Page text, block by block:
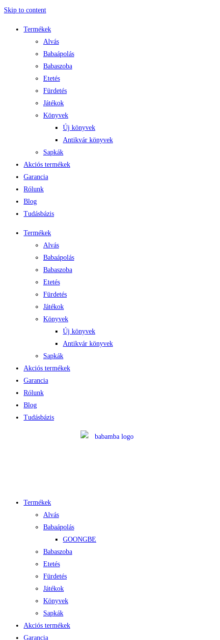
Skip to content
Termékek
Alvás
Babaápolás
Babaszoba
Etetés
Fürdetés
Játékok
Könyvek
Új könyvek
Antikvár könyvek
Sapkák
Akciós termékek
Garancia
Rólunk
Blog
Tudásbázis
Termékek
Alvás
Babaápolás
Babaszoba
Etetés
Fürdetés
Játékok
Könyvek
Új könyvek
Antikvár könyvek
Sapkák
Akciós termékek
Garancia
Rólunk
Blog
Tudásbázis
Termékek
Alvás
Babaápolás
GOONGBE
Babaszoba
Etetés
Fürdetés
Játékok
Könyvek
Sapkák
Akciós termékek
Garancia